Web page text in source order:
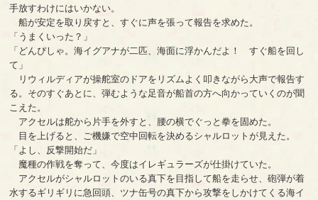
手放すわけにはいかない。
船が安定を取り戻すと、すぐに声を張って報告を求めた。
「うまくいった？」
「どんぴしゃ。海イグアナが二匹、海面に浮かんだよ！ すぐ船を回し
て」
リウィルディアが操舵室のドアをリズムよく叩きながら大声で報告す
る。そのすぐあとに、弾むような足音が船首の方へ向かっていくのが聞
こえた。
アクセルは舵から片手を外すと、腰の横でぐっと拳を固めた。
目を上げると、ご機嫌で空中回転を決めるシャルロットが見えた。
「よし、反撃開始だ」
魔種の作戦を奪って、今度はイレギュラーズが仕掛けていた。
アクセルがシャルロットのいる真下を目指して船を走らせ、砲弾が着
水するギリギリに急回頭、ツナ缶号の真下から攻撃をしかけてくる海イ